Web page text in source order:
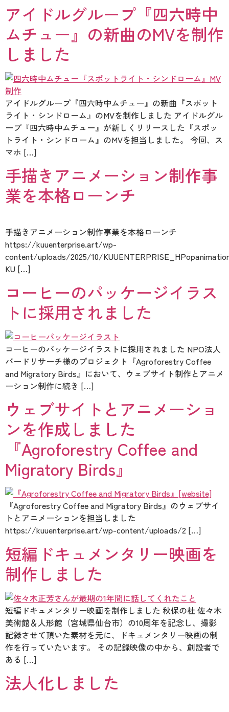
アイドルグループ『四六時中
ムチュー』の新曲のMVを制作
しました
アイドルグループ『四六時中ムチュー』の新曲『スポット
ライト・シンドローム』のMVを制作しました アイドルグル
ープ『四六時中ムチュー』が新しくリリースした『スポッ
トライト・シンドローム』のMVを担当しました。 今回、ス
マホ […]
手描きアニメーション制作事
業を本格ローンチ
手描きアニメーション制作事業を本格ローンチ
https://kuuenterprise.art/wp-
content/uploads/2025/10/
KU […]
コーヒーのパッケージイラス
トに採用されました
コーヒーのパッケージイラストに採用されました NPO法人
バードリサーチ様のプロジェクト『Agroforestry Coffee
and Migratory Birds』において、ウェブサイト制作とアニメ
ーション制作に続き […]
ウェブサイトとアニメーショ
ンを作成しました
『Agroforestry Coffee and
Migratory Birds』
『Agroforestry Coffee and Migratory Birds』のウェブサイ
トとアニメーションを担当しました
https://kuuenterprise.art/wp-content/uploads/2 […]
短編ドキュメンタリー映画を
制作しました
短編ドキュメンタリー映画を制作しました 秋保の杜 佐々木
美術館＆人形館（宮城県仙台市）の10周年を記念し、撮影
記録させて頂いた素材を元に、ドキュメンタリー映画の制
作を行っていたいます。 その記録映像の中から、創設者で
ある […]
法人化しました